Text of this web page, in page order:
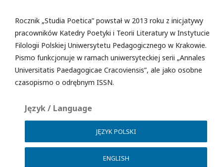
Rocznik „Studia Poetica” powstał w 2013 roku z inicjatywy
pracowników Katedry Poetyki i Teorii Literatury w Instytucie
Filologii Polskiej Uniwersytetu Pedagogicznego w Krakowie.
Pismo funkcjonuje w ramach uniwersyteckiej serii „Annales
Universitatis Paedagogicae Cracoviensis”, ale jako osobne
czasopismo o odrębnym ISSN.
Język / Language
JĘZYK POLSKI
ENGLISH